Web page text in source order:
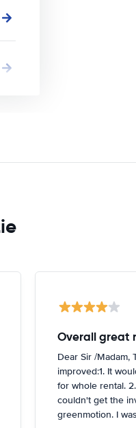
Overall great
Dear Sir /
improved:1. It
for whole rental.
couldn't get the
greenmotion. I